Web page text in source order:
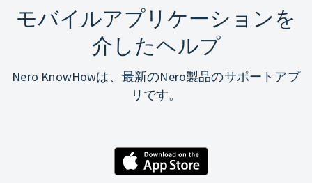
モバイルアプリケーションを
介したヘルプ
Nero KnowHowは、最新のNero製品のサポートアプ
リです。